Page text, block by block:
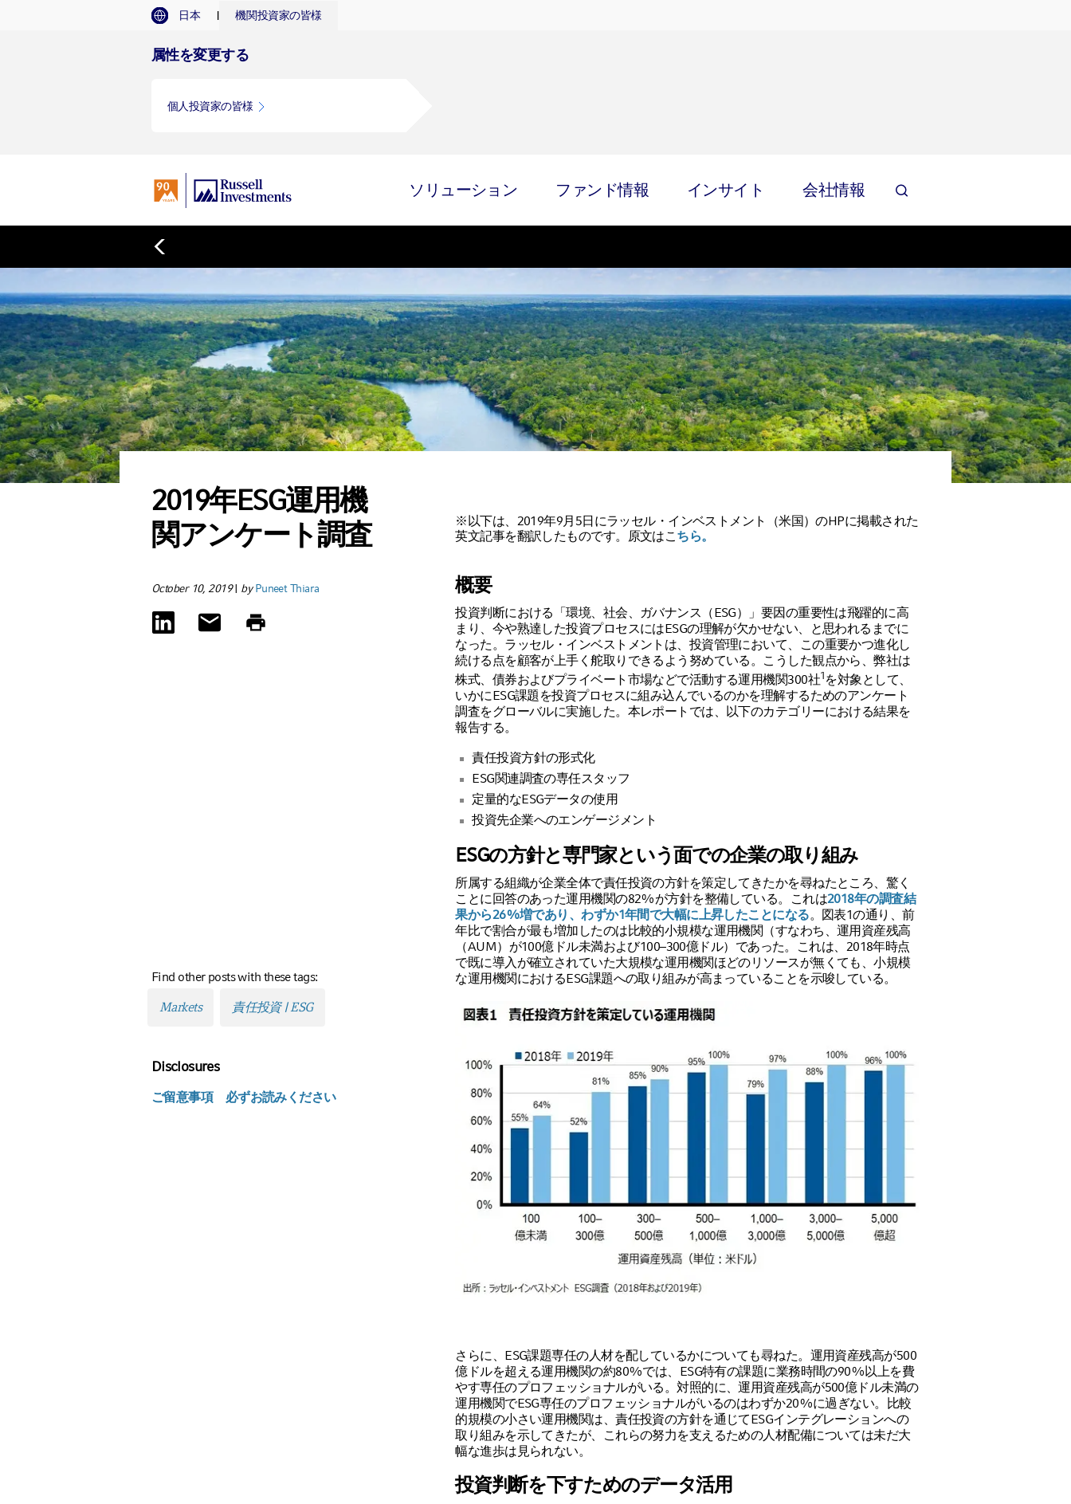
日本 I 機関投資家の皆様
属性を変更する
個人投資家の皆様
ソリューション ファンド情報 インサイト 会社情報
2019年ESG運用機
関アンケート調査
October 10, 2019| byPuneet Thiara
Find other posts with these tags:
Markets
責任投資 | ESG
Disclosures
ご留意事項 必ずお読みください
※以下は、2019年9月5日にラッセル・インベストメント（米国）のHPに掲載された
英文記事を翻訳したものです。原文はこちら。
概要
投資判断における「環境、社会、ガバナンス（ESG）」要因の重要性は飛躍的に高
まり、今や熟達した投資プロセスにはESGの理解が欠かせない、と思われるまでに
なった。ラッセル・インベストメントは、投資管理において、この重要かつ進化し
続ける点を顧客が上手く舵取りできるよう努めている。こうした観点から、弊社は
株式、債券およびプライベート市場などで活動する運用機関300社1 を対象として、
いかにESG課題を投資プロセスに組み込んでいるのかを理解するためのアンケート
調査をグローバルに実施した。本レポートでは、以下のカテゴリーにおける結果を
報告する。
責任投資方針の形式化
ESG関連調査の専任スタッフ
定量的なESGデータの使用
投資先企業へのエンゲージメント
ESGの方針と専門家という面での企業の取り組み
所属する組織が企業全体で責任投資の方針を策定してきたかを尋ねたところ、驚く
ことに回答のあった運用機関の82%が方針を整備している。これは2018年の調査結
果から26%増であり、わずか1年間で大幅に上昇したことになる。図表1の通り、前
年比で割合が最も増加したのは比較的小規模な運用機関（すなわち、運用資産残高
（AUM）が100億ドル未満および100–300億ドル）であった。これは、2018年時点
で既に導入が確立されていた大規模な運用機関ほどのリソースが無くても、小規模
な運用機関におけるESG課題への取り組みが高まっていることを示唆している。
さらに、ESG課題専任の人材を配しているかについても尋ねた。運用資産残高が500
億ドルを超える運用機関の約80%では、ESG特有の課題に業務時間の90%以上を費
やす専任のプロフェッショナルがいる。対照的に、運用資産残高が500億ドル未満の
運用機関でESG専任のプロフェッショナルがいるのはわずか20%に過ぎない。比較
的規模の小さい運用機関は、責任投資の方針を通じてESGインテグレーションへの
取り組みを示してきたが、これらの努力を支えるための人材配備については未だ大
幅な進歩は見られない。
投資判断を下すためのデータ活用